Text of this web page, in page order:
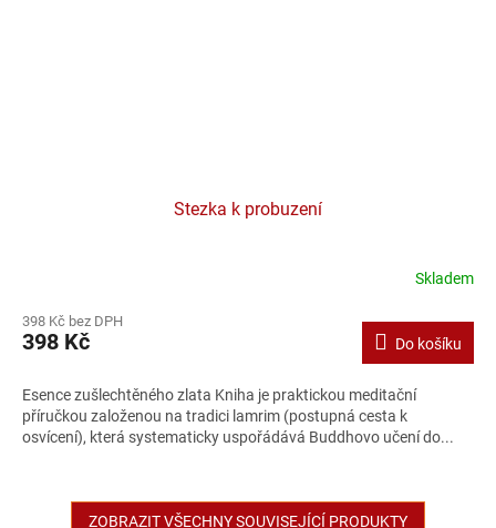
Stezka k probuzení
Skladem
398 Kč bez DPH
398 Kč Do košíku
Esence zušlechtěného zlata Kniha je praktickou meditační
příručkou založenou na tradici lamrim (postupná cesta k
osvícení), která systematicky uspořádává Buddhovo učení do...
ZOBRAZIT VŠECHNY SOUVISEJÍCÍ PRODUKTY